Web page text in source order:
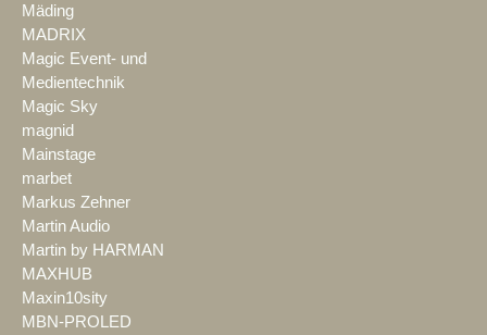
Mäding
MADRIX
Magic Event- und
Medientechnik
Magic Sky
magnid
Mainstage
marbet
Markus Zehner
Martin Audio
Martin by HARMAN
MAXHUB
Maxin10sity
MBN-PROLED